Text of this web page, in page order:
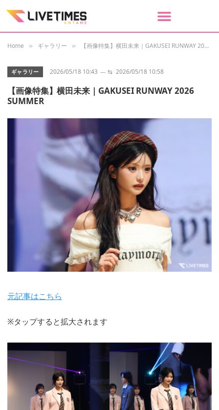
Home » ギャラリー » 【画像特集】横田未来｜GAKUSEI RUNWAY 2026 SUMMER
ギャラリー 2026/05/18 10:43 ⇆ 2026/05/18 10:58
【画像特集】横田未来｜GAKUSEI RUNWAY 2026
SUMMER
元記事はこちら
※タップすると拡大されます